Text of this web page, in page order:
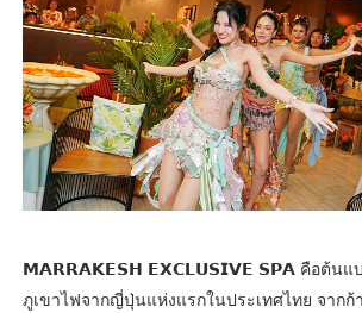
𝗠𝗔𝗥𝗥𝗔𝗞𝗘𝗦𝗛 𝗘𝗫𝗖𝗟𝗨𝗦𝗜𝗩𝗘 𝗦𝗣𝗔 คือต้นแบ
ภูเขาไฟจากญี่ปุ่นแห่งแรกในประเทศไทย จากก้